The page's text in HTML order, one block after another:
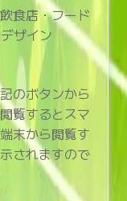
食店・フード
ザイン
のボタンから
覧するとスマ
末から閲覧す
されますので